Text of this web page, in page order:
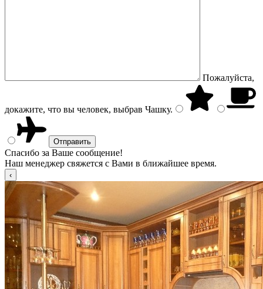
Пожалуйста,
докажите, что вы человек, выбрав Чашку.
Спасибо за Ваше сообщение!
Наш менеджер свяжется с Вами в ближайшее время.